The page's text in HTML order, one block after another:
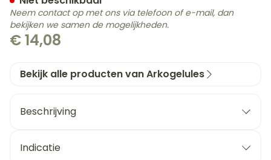
€ 14,08
Neem contact op met ons via telefoon of e-mail, dan
bekijken we samen de mogelijkheden.
Bekijk alle producten van Arkogelules
Beschrijving
Indicatie